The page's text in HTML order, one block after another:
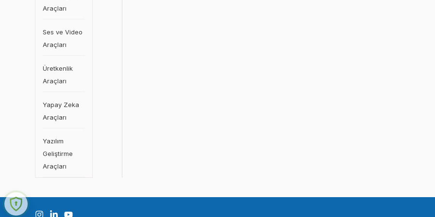
Araçları
Ses ve Video
Araçları
Üretkenlik
Araçları
Yapay Zeka
Araçları
Yazılım
Geliştirme
Araçları